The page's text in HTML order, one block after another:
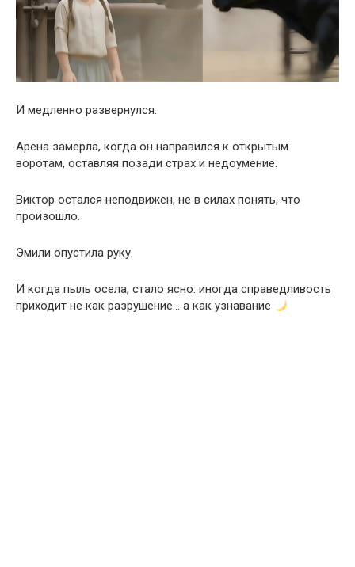
И медленно развернулся.
Арена замерла, когда он направился к открытым
воротам, оставляя позади страх и недоумение.
Виктор остался неподвижен, не в силах понять, что
произошло.
Эмили опустила руку.
И когда пыль осела, стало ясно: иногда справедливость
приходит не как разрушение… а как узнавание